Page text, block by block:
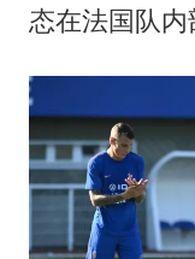
态在法国队内